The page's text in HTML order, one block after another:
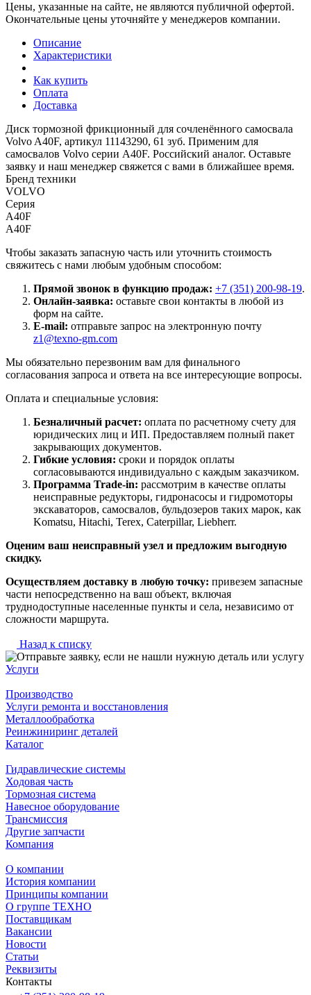
Цены, указанные на сайте, не являются публичной офертой.
Окончательные цены уточняйте у менеджеров компании.
Описание
Характеристики
Как купить
Оплата
Доставка
Диск тормозной фрикционный для сочленённого самосвала
Volvo A40F, артикул 11143290, 61 зуб. Применим для
самосвалов Volvo серии A40F. Российский аналог. Оставьте
заявку и наш менеджер свяжется с вами в ближайшее время.
Бренд техники
VOLVO
Серия
A40F
A40F
Чтобы заказать запасную часть или уточнить стоимость
свяжитесь с нами любым удобным способом:
Прямой звонок в функцию продаж: +7 (351) 200-98-19.
Онлайн-заявка: оставьте свои контакты в любой из
форм на сайте.
E-mail: отправьте запрос на электронную почту
z1@texno-gm.com
Мы обязательно перезвоним вам для финального
согласования запроса и ответа на все интересующие вопросы.
Оплата и специальные условия:
Безналичный расчет: оплата по расчетному счету для
юридических лиц и ИП. Предоставляем полный пакет
закрывающих документов.
Гибкие условия: сроки и порядок оплаты
согласовываются индивидуально с каждым заказчиком.
Программа Trade-in: рассмотрим в качестве оплаты
неисправные редукторы, гидронасосы и гидромоторы
экскаваторов, самосвалов, бульдозеров таких марок, как
Komatsu, Hitachi, Terex, Caterpillar, Liebherr.
Оценим ваш неисправный узел и предложим выгодную
скидку.
Осуществляем доставку в любую точку: привезем запасные
части непосредственно на ваш объект, включая
труднодоступные населенные пункты и села, независимо от
сложности маршрута.
Назад к списку
Услуги
Производство
Услуги ремонта и восстановления
Металлообработка
Реинжиниринг деталей
Каталог
Гидравлические системы
Ходовая часть
Тормозная система
Навесное оборудование
Трансмиссия
Другие запчасти
Компания
О компании
История компании
Принципы компании
О группе ТЕХНО
Поставщикам
Вакансии
Новости
Статьи
Реквизиты
Контакты